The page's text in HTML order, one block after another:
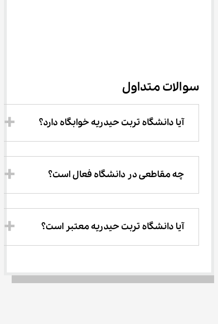
سوالات متداول
آیا دانشگاه تربت حیدریه خوابگاه دارد؟
چه مقاطعی در دانشگاه فعال است؟
آیا دانشگاه تربت حیدریه معتبر است؟